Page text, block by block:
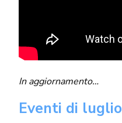
In aggiornamento…
Eventi di luglio